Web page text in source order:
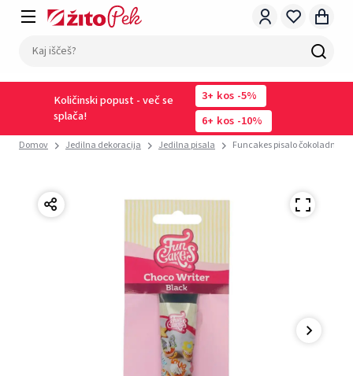
Količinski popust - več se
splača!
3 kos -5%
6
kos -10%
Domov Jedilna dekoracija Jedilna pisala Funcakes pisalo čokoladno